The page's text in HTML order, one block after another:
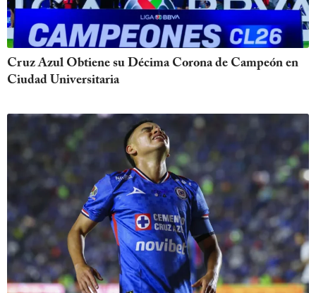
Cruz Azul Obtiene su Décima Corona de Campeón en
Ciudad Universitaria